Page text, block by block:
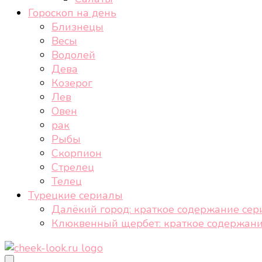
Гороскоп на день
Близнецы
Весы
Водолей
Дева
Козерог
Лев
Овен
рак
Рыбы
Скорпион
Стрелец
Телец
Турецкие сериалы
Далёкий город: краткое содержание
Клюквенный щербет: краткое